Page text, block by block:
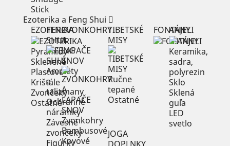
Stick
Ezoterika a Feng Shui
EZOTERIKA
Pyramídy
Sklenené
Plastové
Krištále
Zvončeky
Ostatné
FENG
SHUI
Amulety
a
talizmany
Ochranné
náramky
Závesné
zvončeky
Figúrky
ZVONKOHRY
A
LAPAČE
SNOV
Zvonkohry
Bambusové
Kovové
TIBETSKÉ
MISY
Ručne
tepané
Ostatné
FONTÁNY
ANJELI
Keramika,
sadra,
polyrezin
Sklo
Sklená
guľa
LED
svetlo
JOGA